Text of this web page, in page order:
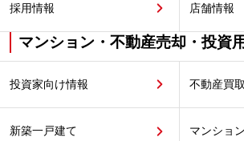
採用情報 店舗情報
マンション・不動産売却・投資
投資家向け情報 不動産買取
新築一戸建て マンション